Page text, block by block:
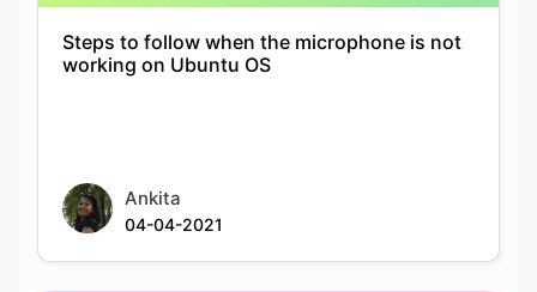
Steps to follow when the microphone is not
working on Ubuntu OS
Ankita
04-04-2021